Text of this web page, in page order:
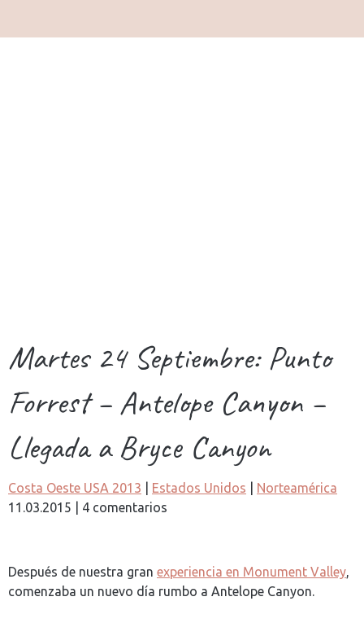
Martes 24 Septiembre: Punto
Forrest – Antelope Canyon –
Llegada a Bryce Canyon
Costa Oeste USA 2013 Estados Unidos
Norteamérica
11.03.2015
4 comentarios
Después de nuestra gran experiencia en Monument Valley,
comenzaba un nuevo día rumbo a Antelope Canyon.